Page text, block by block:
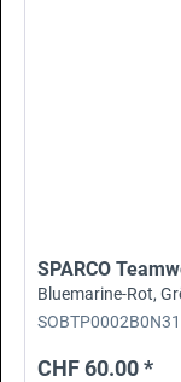
SPARCO
Bluemarine-Rot,
CHF 60.00 *